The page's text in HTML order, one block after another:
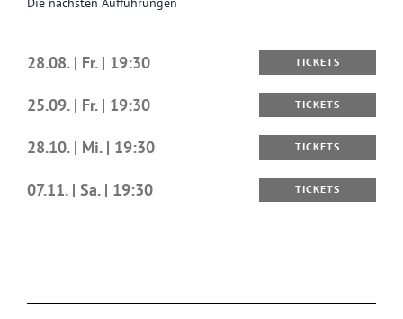
28.08. | Fr. | 19:30 TICKETS
25.09. | Fr. | 19:30 TICKETS
28.10. | Mi. | 19:30 TICKETS
07.11. | Sa. | 19:30 TICKETS